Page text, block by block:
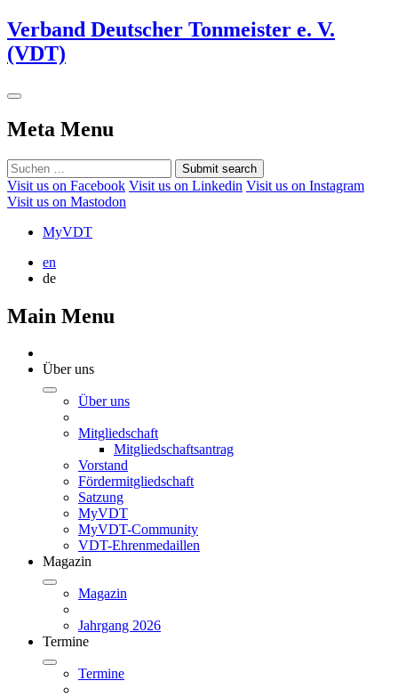
Verband Deutscher Tonmeister e. V.
(VDT)
Meta Menu
Submit search
Visit us on Facebook Visit us on Linkedin Visit us on Instagram
Visit us on Mastodon
MyVDT
en
de
Main Menu
Über uns
Über uns
Mitgliedschaft
Mitgliedschaftsantrag
Vorstand
Fördermitgliedschaft
Satzung
MyVDT
MyVDT-Community
VDT-Ehrenmedaillen
Magazin
Magazin
Jahrgang 2026
Termine
Termine